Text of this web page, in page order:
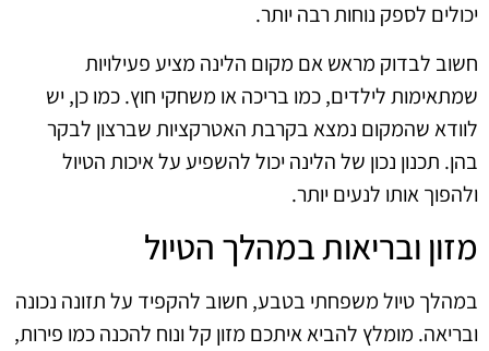
יכולים לספק נוחות רבה יותר.
חשוב לבדוק מראש אם מקום הלינה מציע פעילויות
שמתאימות לילדים, כמו בריכה או משחקי חוץ. כמו כן, יש
לוודא שהמקום נמצא בקרבת האטרקציות שברצון לבקר
בהן. תכנון נכון של הלינה יכול להשפיע על איכות הטיול
ולהפוך אותו לנעים יותר.
מזון ובריאות במהלך הטיול
במהלך טיול משפחתי בטבע, חשוב להקפיד על תזונה נכונה
ובריאה. מומלץ להביא איתכם מזון קל ונוח להכנה כמו פירות,